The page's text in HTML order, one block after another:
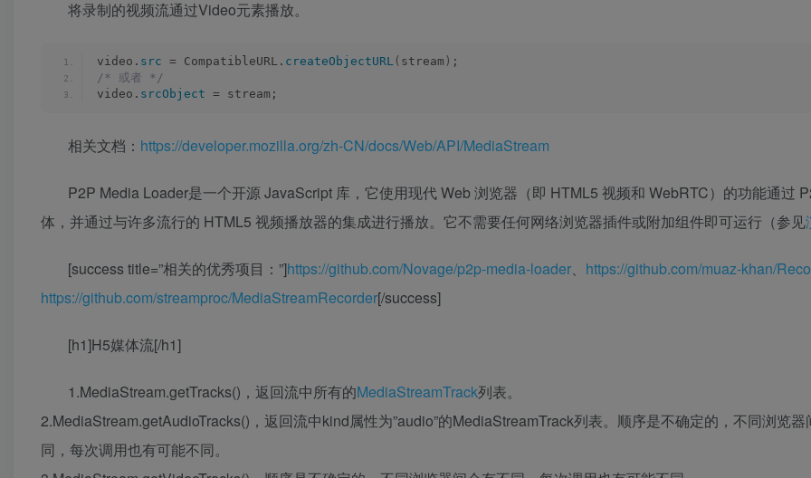
将录制的视频流通过Video元素播放。
video. src = CompatibleURL. createObjectURL ( stream ) ;
/* 或者 */
video. srcObject = stream;
相关文档： https://developer.mozilla.org/zh-CN/docs/Web/API/MediaStream
P2P Media Loader是一个开源 JavaScript 库，它使用现代 Web 浏览器（即 HTML5 视频和 WebRTC）的功能通过
体，并通过与许多流行的 HTML5 视频播放器的集成进行播放。它不需要任何网络浏览器插件或附加组件即可运行（参见
[success title=”相关的优秀项目：”]https://github.com/Novage/p2p-media-loader、 https://github.com/muaz-khan/
https://github.com/streamproc/MediaStreamRecorder[/success]
[h1]H5媒体流[/h1]
1.MediaStream.getTracks()，返回流中所有的MediaStreamTrack列表。
2.MediaStream.getAudioTracks()，返回流中kind属性为”audio”的MediaStreamTrack列表。顺序是不确定的，不同浏览器
同，每次调用也有可能不同。